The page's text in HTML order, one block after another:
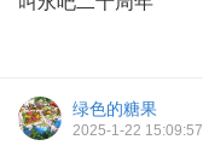
绿色的糖果
2025-1-22 15:09:57